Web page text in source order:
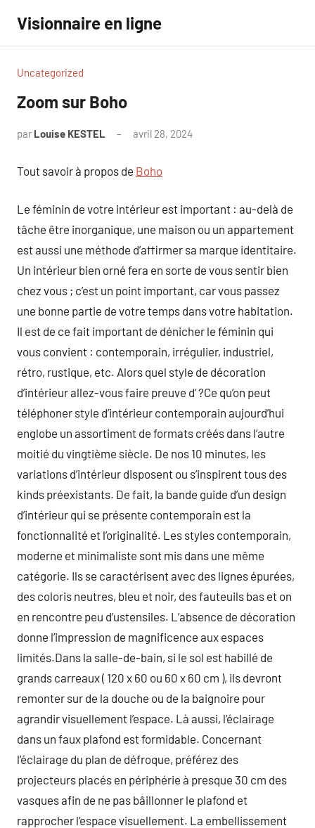
contenu
Visionnaire en ligne
Uncategorized
Zoom sur Boho
par Louise KESTEL avril 28, 2024
Tout savoir à propos de Boho
Le féminin de votre intérieur est important : au-delà de
tâche être inorganique, une maison ou un appartement
est aussi une méthode d’affirmer sa marque identitaire.
Un intérieur bien orné fera en sorte de vous sentir bien
chez vous ; c’est un point important, car vous passez
une bonne partie de votre temps dans votre habitation.
Il est de ce fait important de dénicher le féminin qui
vous convient : contemporain, irrégulier, industriel,
rétro, rustique, etc. Alors quel style de décoration
d’intérieur allez-vous faire preuve d’ ?Ce qu’on peut
téléphoner style d’intérieur contemporain aujourd’hui
englobe un assortiment de formats créés dans l’autre
moitié du vingtième siècle. De nos 10 minutes, les
variations d’intérieur disposent ou s’inspirent tous des
kinds préexistants. De fait, la bande guide d’un design
d’intérieur qui se présente contemporain est la
fonctionnalité et l’originalité. Les styles contemporain,
moderne et minimaliste sont mis dans une même
catégorie. Ils se caractérisent avec des lignes épurées,
des coloris neutres, bleu et noir, des fauteuils bas et on
en rencontre peu d’ustensiles. L’absence de décoration
donne l’impression de magnificence aux espaces
limités.Dans la salle-de-bain, si le sol est habillé de
grands carreaux ( 120 x 60 ou 60 x 60 cm ), ils devront
remonter sur de la douche ou de la baignoire pour
agrandir visuellement l’espace. Là aussi, l’éclairage
dans un faux plafond est formidable. Concernant
l’éclairage du plan de défroque, préférez des
projecteurs placés en périphérie à presque 30 cm des
vasques afin de ne pas bâillonner le plafond et
rapprocher l’espace visuellement. La embellissement